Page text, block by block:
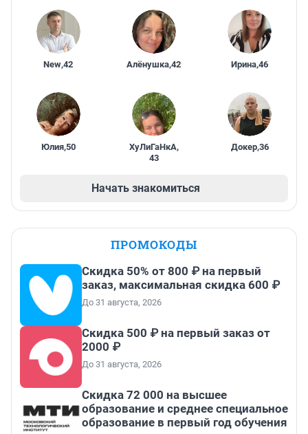
New,42 Алёнушка,42 Ирина,46
Юлия,50 ХуЛиГаНкА,
43
Докер,36
Начать знакомиться
ПРОМОКОДЫ
Скидка 50% от 800 ₽ на первый
заказ, максимальная скидка 600 ₽
До 31 августа, 2026
Скидка 500 ₽ на первый заказ от
2000 ₽
До 31 августа, 2026
Скидка 72 000 на высшее
образование и среднее специальное
образование в первый год обучения